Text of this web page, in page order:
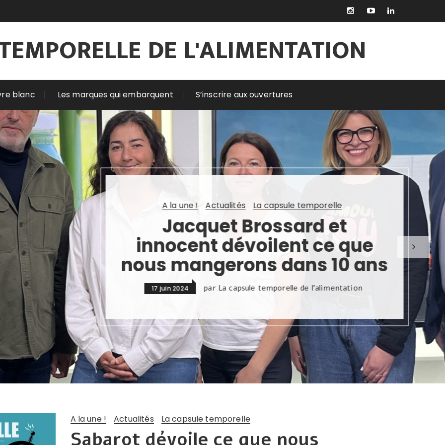
DE L'ALIMENTATION
blanc Les marques qui embarquent S’inscrire aux ouvertures
A la une ! Actualités La capsule temporelle
Jacquet Brossard et
dévoilent ce que
mangerons dans 10 ans
17 juin 2024 parLa capsule temporelle de l'alimentation
A la une ! Actualités La capsule temporelle
Sabarot dévoile ce que nous